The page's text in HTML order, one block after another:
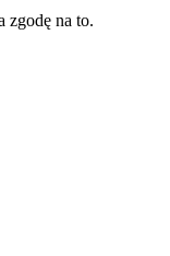
zgodę na to.